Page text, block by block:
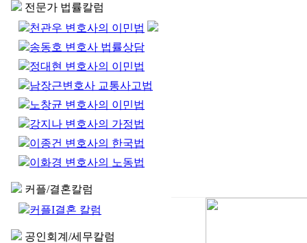
전문가 법률칼럼
천관우 변호사의 이민법
송동호 변호사 법률상담
정대현 변호사의 이민법
남장근변호사 교통사고법
노창균 변호사의 이민법
강지나 변호사의 가정법
이종건 변호사의 한국법
이화경 변호사의 노동법
커플/결혼칼럼
커플I결혼 칼럼
공인회계/세무칼럼